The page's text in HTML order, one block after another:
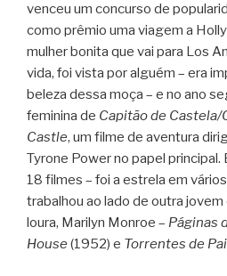
venceu um concurso de
como prêmio uma viagem a
mulher bonita que vai para Los
vida, foi vista por alguém – era
beleza dessa moça – e no ano
feminina de Capitão de
Castle, um filme de aventura
Tyrone Power no papel
18 filmes – foi a estrela em
trabalhou ao lado de outra
loura, Marilyn Monroe – Páginas
House (1952) e Torrentes de